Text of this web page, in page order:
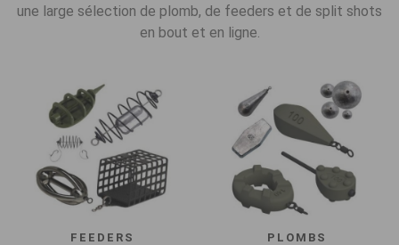
une large sélection de plomb, de feeders et de split shots
en bout et en ligne.
FEEDERS PLOMBS